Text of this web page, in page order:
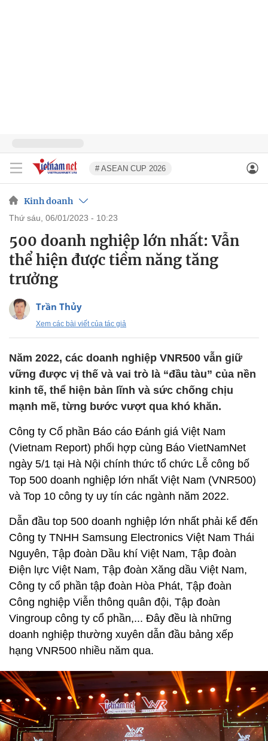
# ASEAN CUP 2026
Kinh doanh
thứ sáu, 06/01/2023 - 10:23
500 doanh nghiệp lớn nhất: Vẫn
thể hiện được tiềm năng tăng
trưởng
Trần Thủy
Xem các bài viết của tác giả
Năm 2022, các doanh nghiệp VNR500 vẫn giữ
vững được vị thế và vai trò là “đầu tàu” của nền
kinh tế, thể hiện bản lĩnh và sức chống chịu
mạnh mẽ, từng bước vượt qua khó khăn.
Công ty Cổ phần Báo cáo Đánh giá Việt Nam
(Vietnam Report) phối hợp cùng Báo VietNamNet
ngày 5/1 tại Hà Nội chính thức tổ chức Lễ công bố
Top 500 doanh nghiệp lớn nhất Việt Nam (VNR500)
và Top 10 công ty uy tín các ngành năm 2022.
Dẫn đầu top 500 doanh nghiệp lớn nhất phải kể đến
Công ty TNHH Samsung Electronics Việt Nam Thái
Nguyên, Tập đoàn Dầu khí Việt Nam, Tập đoàn
Điện lực Việt Nam, Tập đoàn Xăng dầu Việt Nam,
Công ty cổ phần tập đoàn Hòa Phát, Tập đoàn
Công nghiệp Viễn thông quân đội, Tập đoàn
Vingroup công ty cổ phần,... Đây đều là những
doanh nghiệp thường xuyên dẫn đầu bảng xếp
hạng VNR500 nhiều năm qua.